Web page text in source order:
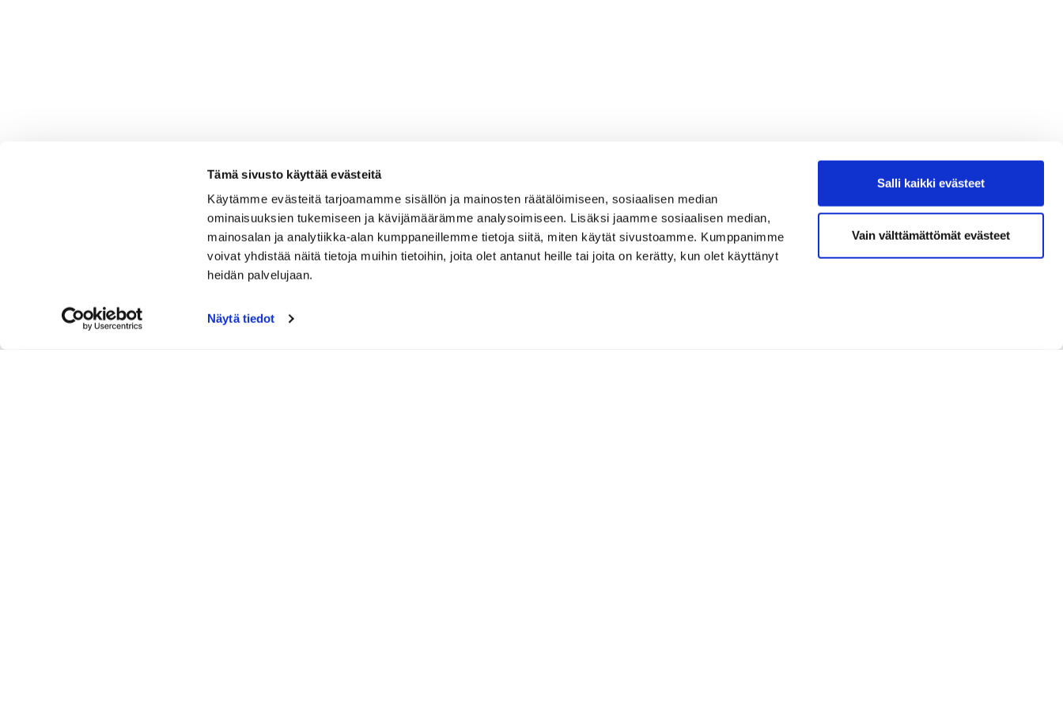
Tämä sivusto käyttää evästeitä
Käytämme evästeitä tarjoamamme sisällön ja mainosten räätälöimiseen, sosiaalisen median
ominaisuuksien tukemiseen ja kävijämäärämme analysoimiseen. Lisäksi jaamme sosiaalisen median,
mainosalan ja analytiikka-alan kumppaneillemme tietoja siitä, miten käytät sivustoamme. Kumppanimme
voivat yhdistää näitä tietoja muihin tietoihin, joita olet antanut heille tai joita on kerätty, kun olet käyttänyt
heidän palvelujaan.
Näytä tiedot
Salli kaikki evästeet
Vain välttämättömät evästeet